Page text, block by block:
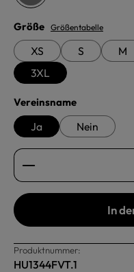
Größeauswählen
Größentabelle
XS S M
3XL
Vereinsnameauswählen
Ja Nein
Produkt Anzahl: Gib
In
Produktnummer:
HU1344FVT.1